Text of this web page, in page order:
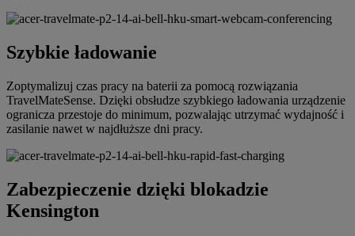
Szybkie ładowanie
Zoptymalizuj czas pracy na baterii za pomocą rozwiązania
TravelMateSense. Dzięki obsłudze szybkiego ładowania urządzenie
ogranicza przestoje do minimum, pozwalając utrzymać wydajność i
zasilanie nawet w najdłuższe dni pracy.
Zabezpieczenie dzięki blokadzie
Kensington